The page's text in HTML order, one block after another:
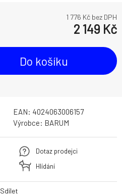
1 776 Kč bez DPH
2 149 Kč
Do košíku
EAN: 4024063006157
Výrobce: BARUM
Dotaz prodejci
Hlídání
Sdílet